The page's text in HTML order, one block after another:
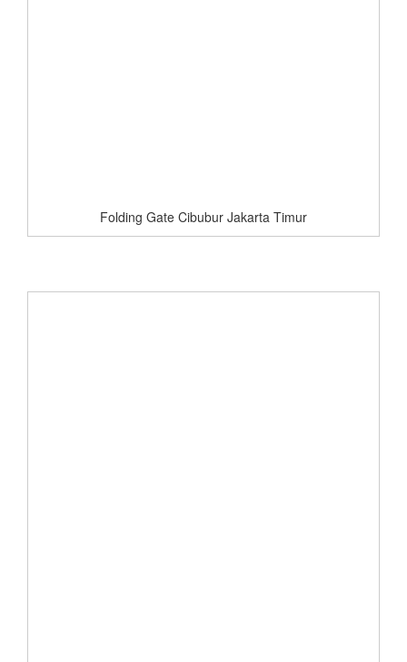
Folding Gate Cibubur Jakarta Timur